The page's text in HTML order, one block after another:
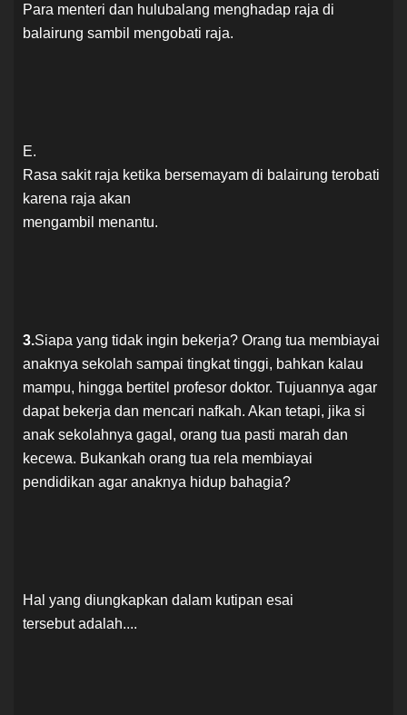
Para menteri dan hulubalang menghadap raja di
balairung sambil mengobati raja.
E.
Rasa sakit raja ketika bersemayam di balairung terobati
karena raja akan
mengambil menantu.
3.Siapa yang tidak ingin bekerja? Orang tua membiayai
anaknya sekolah sampai tingkat tinggi, bahkan kalau
mampu, hingga bertitel profesor doktor. Tujuannya agar
dapat bekerja dan mencari nafkah. Akan tetapi, jika si
anak sekolahnya gagal, orang tua pasti marah dan
kecewa. Bukankah orang tua rela membiayai
pendidikan agar anaknya hidup bahagia?
Hal yang diungkapkan dalam kutipan esai
tersebut adalah....